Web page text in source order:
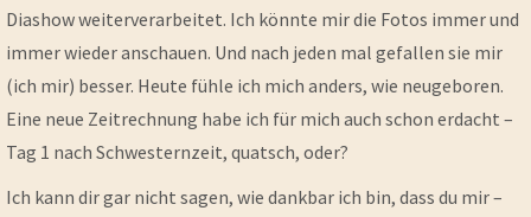
Diashow weiterverarbeitet. Ich könnte mir die Fotos immer und
immer wieder anschauen. Und nach jeden mal gefallen sie mir
(ich mir) besser. Heute fühle ich mich anders, wie neugeboren.
Eine neue Zeitrechnung habe ich für mich auch schon erdacht –
Tag 1 nach Schwesternzeit, quatsch, oder?
Ich kann dir gar nicht sagen, wie dankbar ich bin, dass du mir –